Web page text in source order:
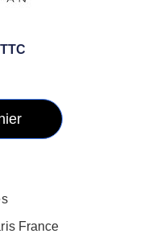
TTC
France